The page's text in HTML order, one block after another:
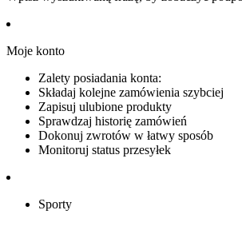
Moje konto
Zalety posiadania konta:
Składaj kolejne zamówienia szybciej
Zapisuj ulubione produkty
Sprawdzaj historię zamówień
Dokonuj zwrotów w łatwy sposób
Monitoruj status przesyłek
Sporty